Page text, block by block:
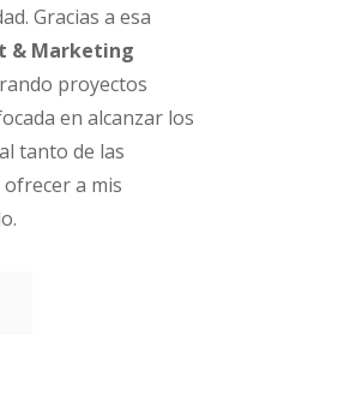
Gracias a esa
& Marketing
proyectos
en alcanzar los
tanto de las
a mis